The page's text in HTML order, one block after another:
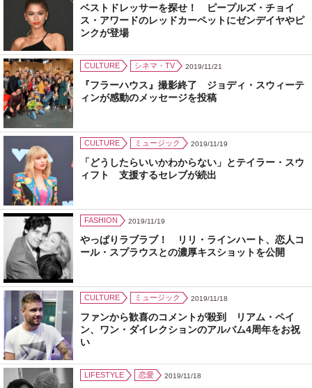
ベストドレッサーを探せ！ ピープルズ・チョイ
ス・アワードのレッドカーペットにゼンデイヤやピ
ンクが登場
CULTURE シネマ・TV 2019/11/21
『フラーハウス』撮影終了 ジョディ・スウィーテ
ィンが感動のメッセージを投稿
CULTURE ミュージック 2019/11/19
「どうしたらいいかわからない」とテイラー・スウ
ィフト 支援するセレブが続出
FASHION 2019/11/19
やっぱりラブラブ！ リリ・ラインハート、恋人コ
ール・スプラウスとの濃厚キスショットを公開
CULTURE ミュージック 2019/11/18
ファンから歓喜のコメントが殺到 リアム・ペイ
ン、ワン・ダイレクションのアルバム4周年をお祝
い
LIFESTYLE 恋愛 2019/11/18